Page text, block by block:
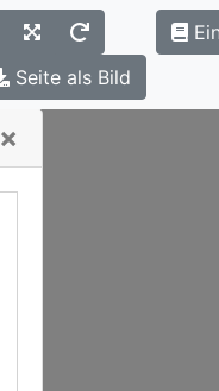
×
Seite als Bild